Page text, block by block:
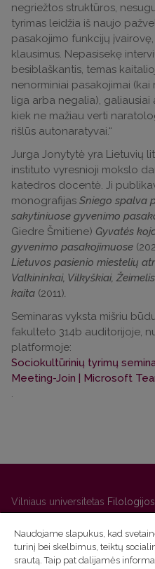
negriežtos struktūros,
tyrimas leidžia iš naujo
pasakojimo funkcijų
klausimus. Nepasisekę
besiblaškantis, temas
nenorminiai pasakojimai
liga arba negalia), galiausiai
kiek ne mažiau verti
rišlūs autonaratyvai.“
Jurga Jonytytė yra Lietuvių
instituto vyresnioji mokslo
katedros docentė. Ji
monografijas Sniego spalva
sakytiniuose gyvenimo
Giedre Šmitiene) Gyvatės
gyvenimo pasakojimuose
Lietuvos pasienio miestelių
Valkininkai, Vilkyškiai, Žeimelis
kaita (2011).
Seminaras vyksta mišriu
fakulteto 314b auditorijoje,
platformoje:
Sociokultūrinių tyrimų
Meeting-Join | Microsoft
.
Vilniaus universitetas
01131 Vilnius
Studijų skyriaus(studijų ir
7208 | El. paštas
Naudojame slapukus, kad
turinį bei skelbimus, teiktų
srautą. Taip pat dalijamės